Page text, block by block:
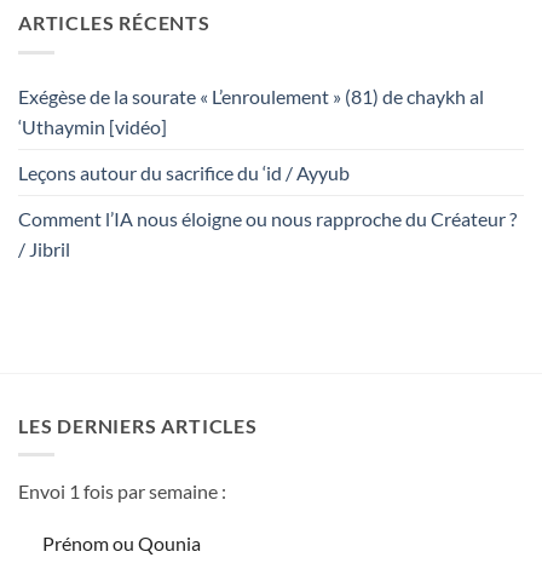
ARTICLES RÉCENTS
Exégèse de la sourate « L’enroulement » (81) de chaykh al
‘Uthaymin [vidéo]
Leçons autour du sacrifice du ‘id / Ayyub
Comment l’IA nous éloigne ou nous rapproche du Créateur ?
/ Jibril
LES DERNIERS ARTICLES
Envoi 1 fois par semaine :
Prénom ou Qounia